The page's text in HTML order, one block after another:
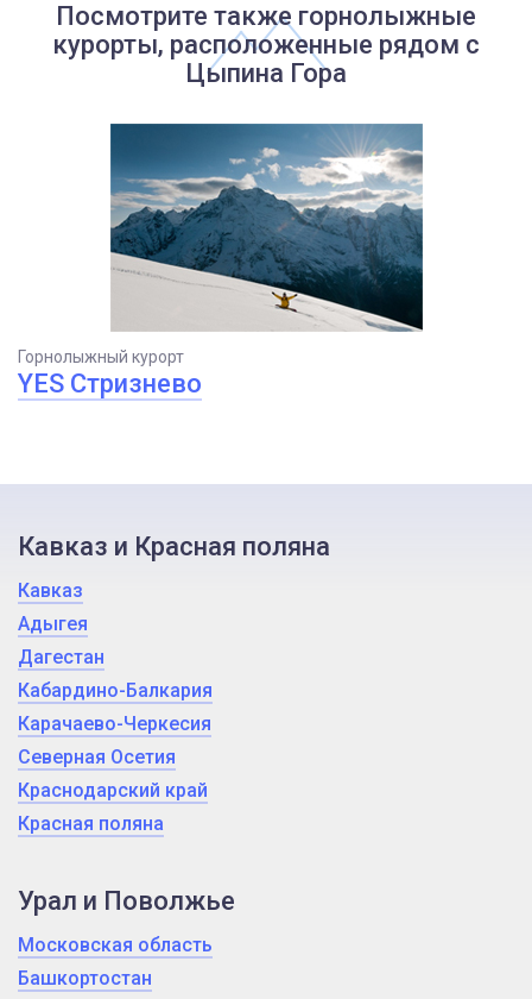
Посмотрите также горнолыжные
курорты, расположенные рядом с
Цыпина Гора
Горнолыжный курорт
YES Стризнево
Кавказ и Красная поляна
Кавказ
Адыгея
Дагестан
Кабардино-Балкария
Карачаево-Черкесия
Северная Осетия
Краснодарский край
Красная поляна
Урал и Поволжье
Московская область
Башкортостан